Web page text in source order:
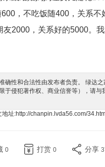
，不吃饭随400，关系
2000，关系好的5000。
性和合法性由发布者负责。 绿达
于侵犯著作权、商业信誉等），请
地址:http://chanpin.lvda56.com/
0 打赏 0 分享